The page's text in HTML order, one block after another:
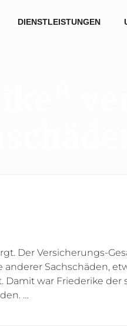
DIENSTLEISTUNGEN
Der Versicherungs-
Sachschäden,
Damit war Friederike
…